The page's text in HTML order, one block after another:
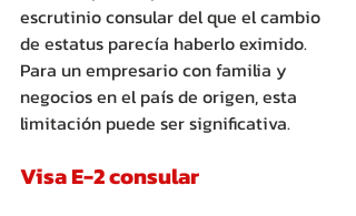
escrutinio consular del que el cambio
de estatus parecía haberlo eximido.
Para un empresario con familia y
negocios en el país de origen, esta
limitación puede ser significativa.
Visa E-2 consular